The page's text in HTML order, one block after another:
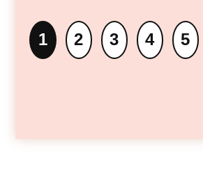
1 2 3 4 5